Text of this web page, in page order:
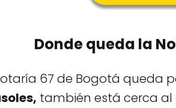
Donde queda la
67 de Bogotá queda
también está cerca al